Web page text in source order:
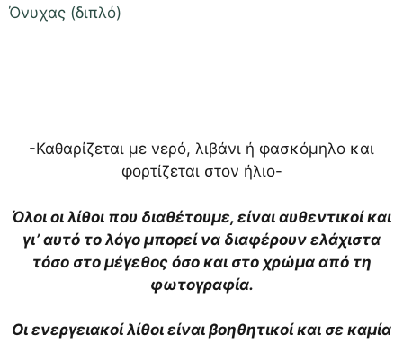
Όνυχας (διπλό)
-Καθαρίζεται με νερό, λιβάνι ή φασκόμηλο και
φορτίζεται στον ήλιο-
Όλοι οι λίθοι που διαθέτουμε, είναι αυθεντικοί και
γι’ αυτό το λόγο μπορεί να διαφέρουν ελάχιστα
τόσο στο μέγεθος όσο και στο χρώμα από τη
φωτογραφία.
Οι ενεργειακοί λίθοι είναι βοηθητικοί και σε καμία